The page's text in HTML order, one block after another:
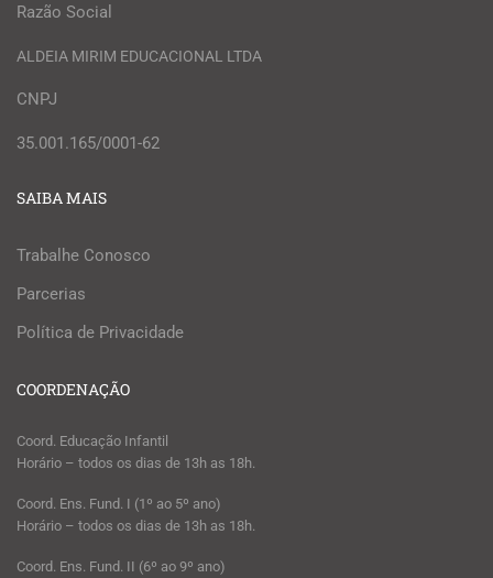
Razão Social
ALDEIA MIRIM EDUCACIONAL LTDA
CNPJ
35.001.165/0001-62
SAIBA MAIS
Trabalhe Conosco
Parcerias
Política de Privacidade
COORDENAÇÃO
Coord. Educação Infantil
Horário – todos os dias de 13h as 18h.
Coord. Ens. Fund. I (1º ao 5º ano)
Horário – todos os dias de 13h as 18h.
Coord. Ens. Fund. II (6º ao 9º ano)